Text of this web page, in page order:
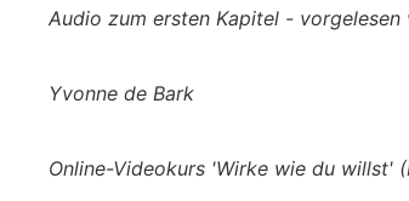
Audio zum ersten Kapitel - vorgelesen
Yvonne de Bark
Online-Videokurs 'Wirke wie du willst'